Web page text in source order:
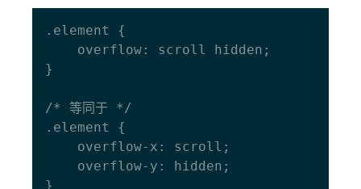
.element {
}
/* 等同于 */
.element {